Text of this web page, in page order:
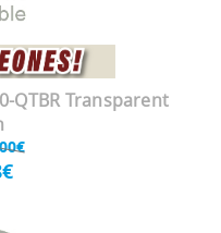
QTBR Transparent